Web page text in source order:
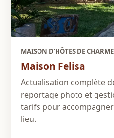
MAISON D'HÔTES DE
Maison Felisa
Actualisation complète
reportage photo et
tarifs pour
lieu.